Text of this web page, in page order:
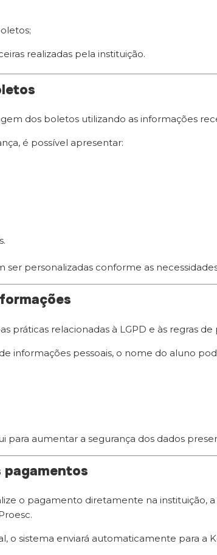
realizadas pela instituição.
dos boletos utilizando as informações
é possível apresentar:
ser personalizadas conforme as
práticas relacionadas à LGPD e às regras
informações pessoais, o nome do aluno
para aumentar a segurança dos dados
pagamentos
o pagamento diretamente na instituição,
o sistema enviará automaticamente para a